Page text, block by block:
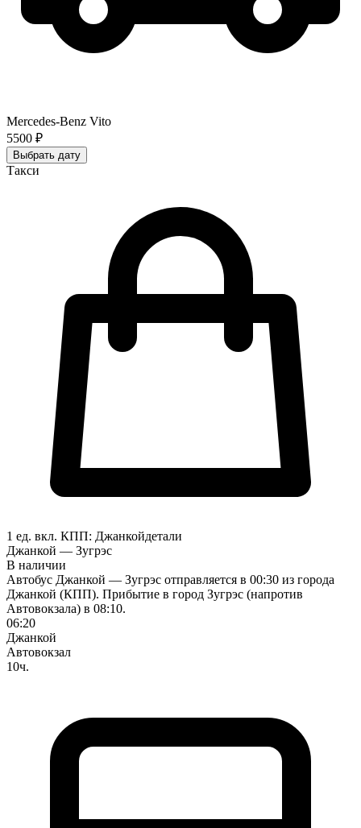
Mercedes-Benz Vito
5500 ₽
Выбрать дату
Такси
1 ед. вкл. КПП: Джанкойдетали
Джанкой — Зугрэс
В наличии
Автобус Джанкой — Зугрэс отправляется в 00:30 из города
Джанкой (КПП). Прибытие в город Зугрэс (напротив
Автовокзала) в 08:10.
06:20
Джанкой
Автовокзал
10ч.